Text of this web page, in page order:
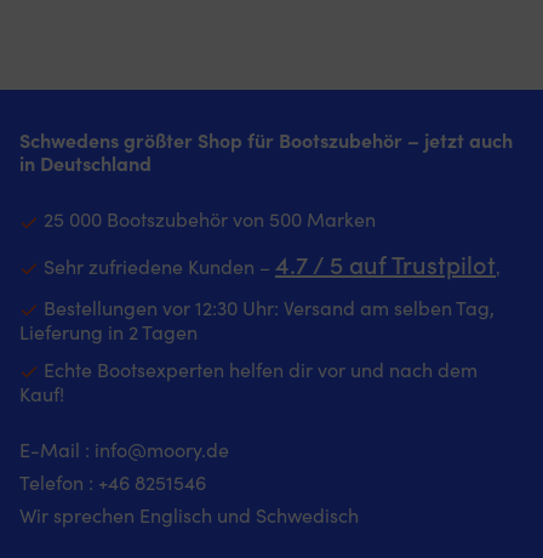
Schwedens größter Shop für Bootszubehör – jetzt auch
in Deutschland
25 000 Bootszubehör von 500 Marken
Sehr zufriedene Kunden – 4.7 / 5 auf Trustpilot‚
Bestellungen vor 12:30 Uhr: Versand am selben Tag,
Lieferung in 2 Tagen
Echte Bootsexperten helfen dir vor und nach dem
Kauf!
E-Mail : info@moory.de
Telefon : +46 8251546
Wir sprechen Englisch und Schwedisch